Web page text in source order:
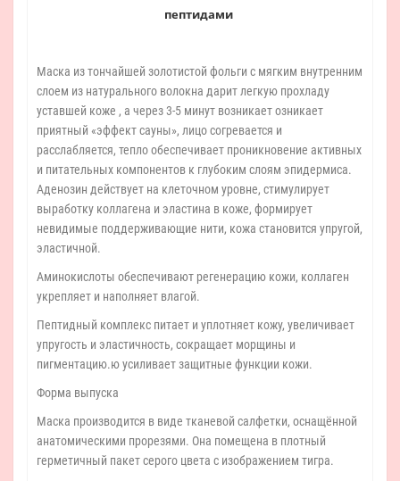
пептидами
Маска из тончайшей золотистой фольги с мягким внутренним
слоем из натурального волокна дарит легкую прохладу
уставшей коже , а через 3-5 минут возникает озникает
приятный «эффект сауны», лицо согревается и
расслабляется, тепло обеспечивает проникновение активных
и питательных компонентов к глубоким слоям эпидермиса.
Аденозин действует на клеточном уровне, стимулирует
выработку коллагена и эластина в коже, формирует
невидимые поддерживающие нити, кожа становится упругой,
эластичной.
Аминокислоты обеспечивают регенерацию кожи, коллаген
укрепляет и наполняет влагой.
Пептидный комплекс питает и уплотняет кожу, увеличивает
упругость и эластичность, сокращает морщины и
пигментацию.ю усиливает защитные функции кожи.
Форма выпуска
Маска производится в виде тканевой салфетки, оснащённой
анатомическими прорезями. Она помещена в плотный
герметичный пакет серого цвета с изображением тигра.